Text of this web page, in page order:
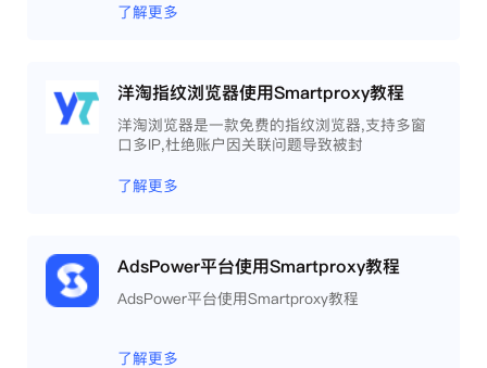
了解更多
洋淘指纹浏览器使用Smartproxy教程
洋淘浏览器是一款免费的指纹浏览器,支持多窗
口多IP,杜绝账户因关联问题导致被封
了解更多
AdsPower平台使用Smartproxy教程
AdsPower平台使用Smartproxy教程
了解更多